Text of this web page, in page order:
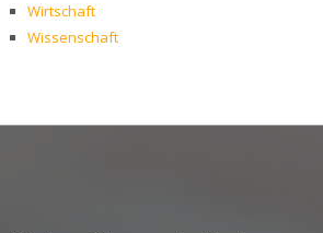
Wirtschaft
Wissenschaft